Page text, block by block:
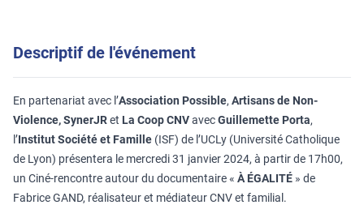
Descriptif de l'événement
En partenariat avec l’Association Possible, Artisans de Non-
Violence, SynerJRet La Coop CNVavecGuillemette Porta,
l’Institut Société et Famille (ISF) de l’UCLy (Université Catholique
de Lyon) présentera le mercredi 31 janvier 2024, à partir de 17h00,
un Ciné-rencontre autour du documentaire « À ÉGALITÉ » de
Fabrice GAND, réalisateur et médiateur CNV et familial.